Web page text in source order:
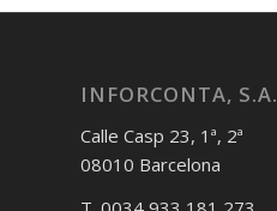
INFORCONTA, S.A.
Calle Casp 23, 1ª, 2ª
08010 Barcelona